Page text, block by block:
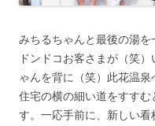
みちるちゃんと最後の湯
ドンドコお客さまが（笑
ゃんを背に（笑）此花温泉
住宅の横の細い道をすす
す。一応手前に、新しい